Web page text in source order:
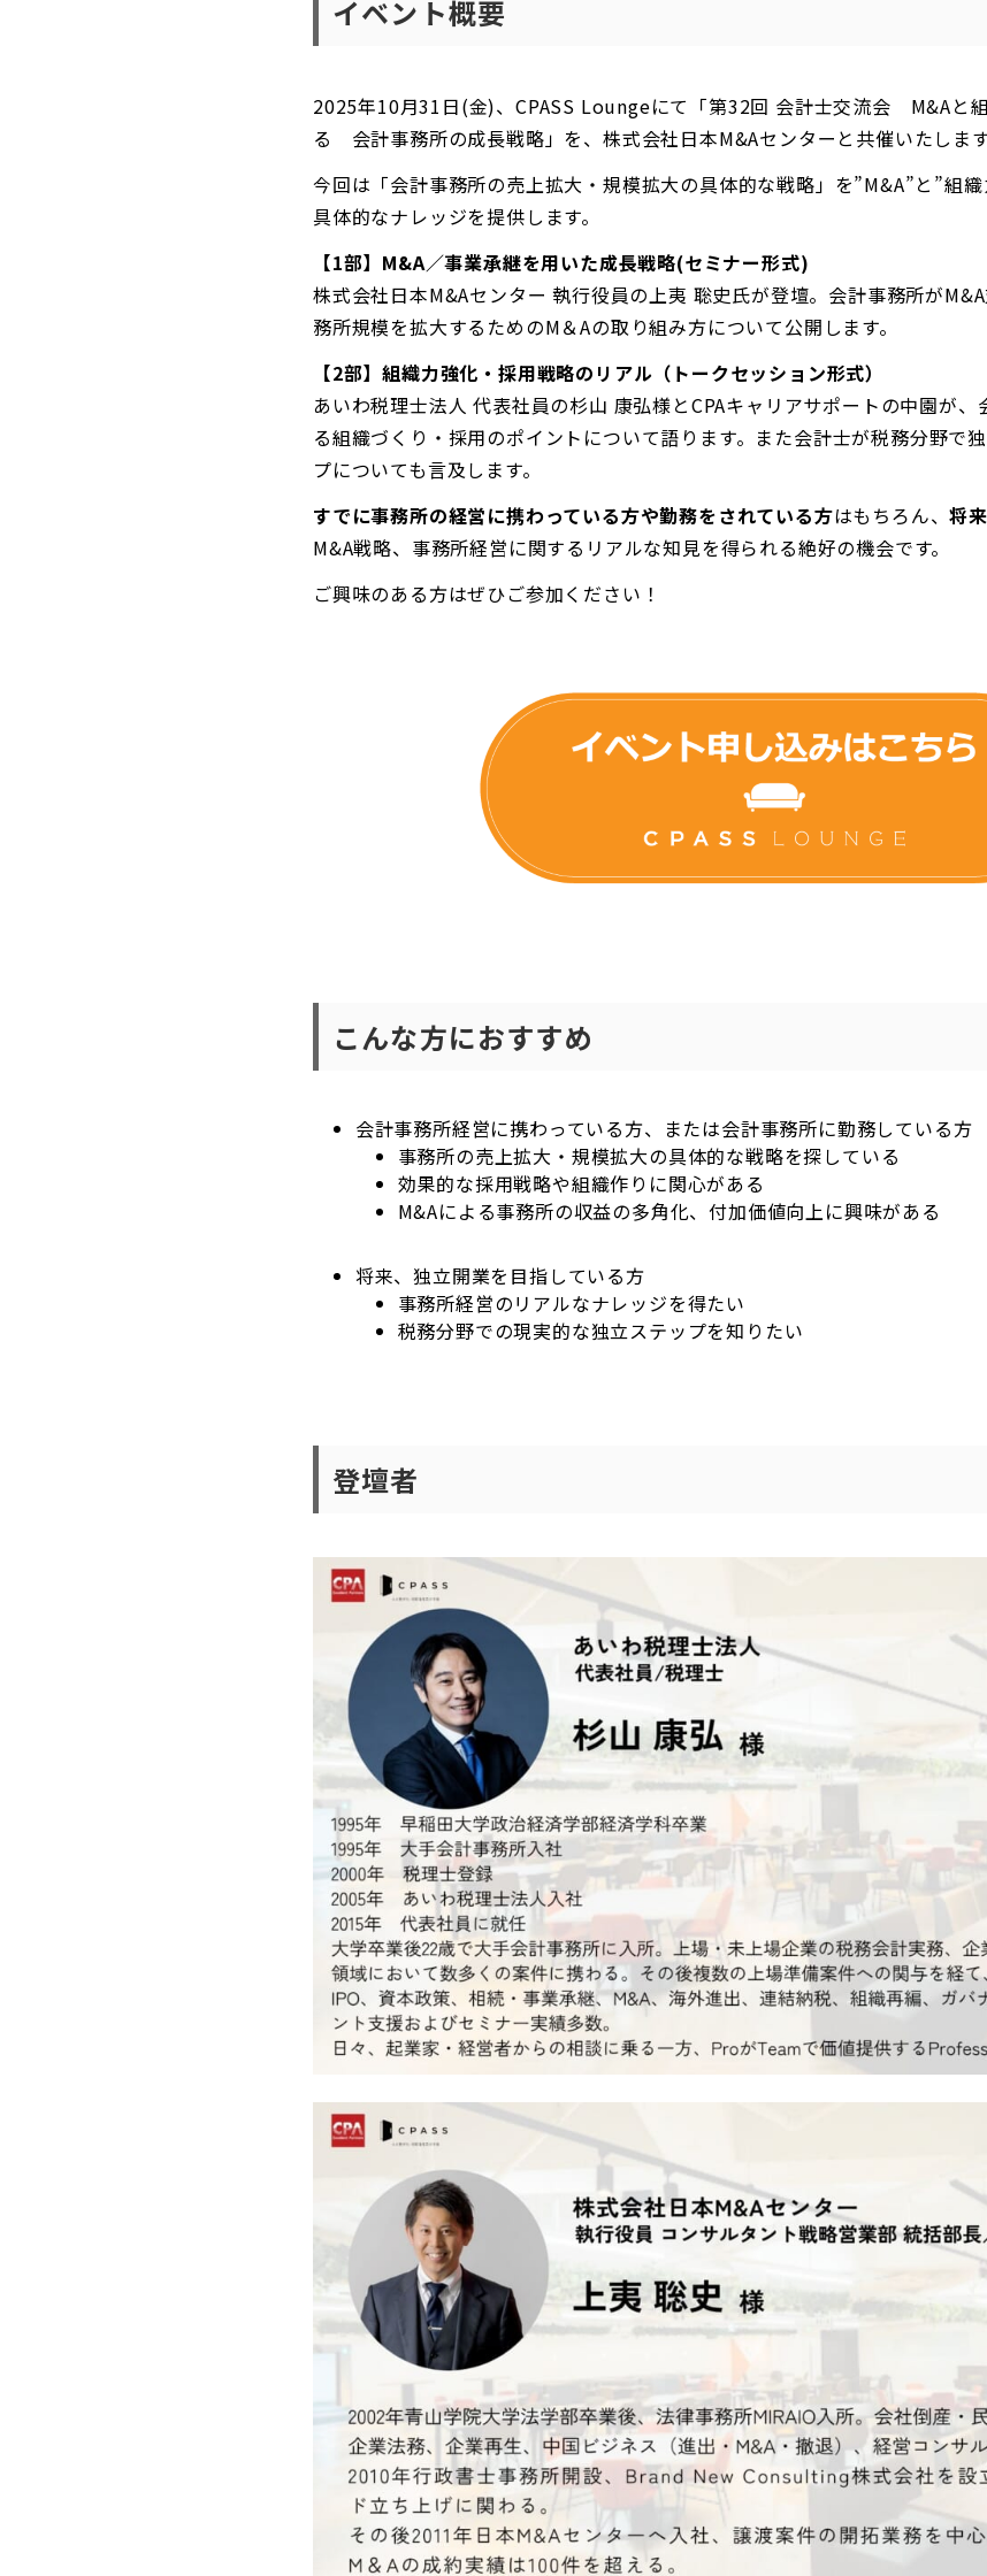
イベント概要
2025年10月31日(金)、CPASS Loungeにて「第32回 会計士交流会 M&Aと
る 会計事務所の成長戦略」を、株式会社日本M&Aセンターと共催いたしま
今回は「会計事務所の売上拡大・規模拡大の具体的な戦略」を”M&A”と”組織
具体的なナレッジを提供します。
【1部】M&A／事業承継を用いた成長戦略(セミナー形式)
株式会社日本M&Aセンター 執行役員の上夷 聡史氏が登壇。会計事務所が
務所規模を拡大するためのM＆Aの取り組み方について公開します。
【2部】組織力強化・採用戦略のリアル（トークセッション形式）
あいわ税理士法人 代表社員の杉山 康弘様とCPAキャリアサポートの中園が
る組織づくり・採用のポイントについて語ります。また会計士が税務分野で
プについても言及します。
すでに事務所の経営に携わっている方や勤務をされている方はもちろん、将
M&A戦略、事務所経営に関するリアルな知見を得られる絶好の機会です。
ご興味のある方はぜひご参加ください！
こんな方におすすめ
会計事務所経営に携わっている方、または会計事務所に勤務している方
事務所の売上拡大・規模拡大の具体的な戦略を探している
効果的な採用戦略や組織作りに関心がある
M&Aによる事務所の収益の多角化、付加価値向上に興味がある
将来、独立開業を目指している方
事務所経営のリアルなナレッジを得たい
税務分野での現実的な独立ステップを知りたい
登壇者